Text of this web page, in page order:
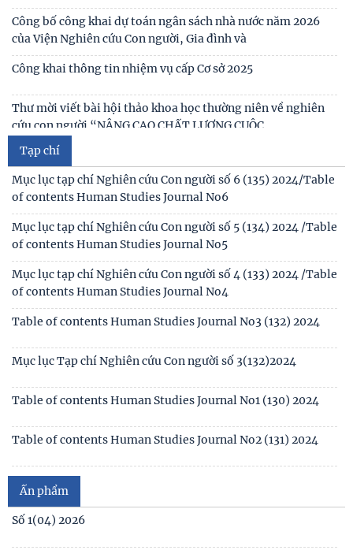
Công bố công khai dự toán ngân sách nhà nước năm 2026
của Viện Nghiên cứu Con người, Gia đình và
Công khai thông tin nhiệm vụ cấp Cơ sở 2025
Thư mời viết bài hội thảo khoa học thường niên về nghiên
cứu con người “NÂNG CAO CHẤT LƯỢNG CUỘC
Thông báo triệu tập thí sinh đủ điều kiện, tiêu chuẩn, tham
gia sát hạch trình độ hiểu biết chung
Thông báo kết quả kiểm tra điều kiện, tiêu chuẩn, văn
bằng, chứng chỉ đối với thí sinh đăng ký dự
Thông báo 2773/TB-KHXH về Kết quả kiểm tra điều kiện,
tiêu chuẩn, văn bằng, chứng chỉ đối với thí
Tạp chí
Mục lục tạp chí Nghiên cứu Con người số 6 (135) 2024/Table
of contents Human Studies Journal No6
Mục lục tạp chí Nghiên cứu Con người số 5 (134) 2024 /Table
of contents Human Studies Journal No5
Mục lục tạp chí Nghiên cứu Con người số 4 (133) 2024 /Table
of contents Human Studies Journal No4
Table of contents Human Studies Journal No3 (132) 2024
Mục lục Tạp chí Nghiên cứu Con người số 3(132)2024
Table of contents Human Studies Journal No1 (130) 2024
Table of contents Human Studies Journal No2 (131) 2024
Mục lục Tạp chí Nghiên cứu Con người số 2(131) năm 2024
Mục lục Tạp chí Nghiên cứu Con người số 1(130) năm 2024
Ấn phẩm
Số 1(04) 2026